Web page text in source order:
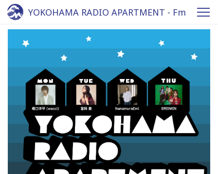
YOKOHAMA RADIO APARTMENT - Fm
yokohama 84.7